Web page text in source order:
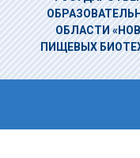
ОБЛАСТИ
ПИЩЕВЫХ